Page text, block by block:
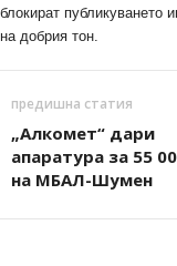
блокират публикуването
на добрия тон.
предишна статия
„Алкомет“ дари
апаратура за 55
на МБАЛ-Шумен